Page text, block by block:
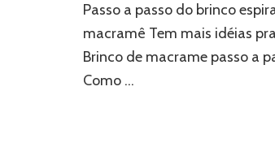
Passo a passo do brinco
macramê Tem mais idéias
Brinco de macrame passo a
Como …